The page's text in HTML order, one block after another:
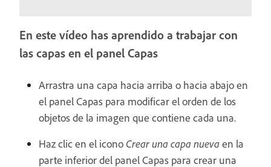
En este vídeo has aprendido a trabajar con
las capas en el panel Capas
Arrastra una capa hacia arriba o hacia abajo en
el panel Capas para modificar el orden de los
objetos de la imagen que contiene cada una.
Haz clic en el icono Crear una capa nueva en la
parte inferior del panel Capas para crear una